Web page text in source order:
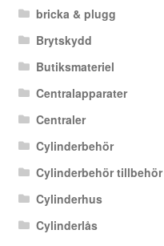
bricka & plugg
Brytskydd
Butiksmateriel
Centralapparater
Centraler
Cylinderbehör
Cylinderbehör tillbehör
Cylinderhus
Cylinderlås